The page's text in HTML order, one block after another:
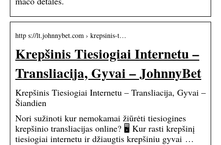
http s://lt.johnnybet.com › krepsinis-t…
Krepšinis Tiesiogiai Internetu –
Transliacija, Gyvai – JohnnyBet
Krepšinis Tiesiogiai Internetu – Transliacija, Gyvai –
Šiandien
Nori sužinoti kur nemokamai žiūrėti tiesiogines
krepšinio transliacijas online? 🖥️ Kur rasti krepšinį
tiesiogiai internetu ir džiaugtis krepšiniu gyvai …